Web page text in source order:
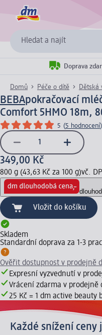
Hledat a najít
Doprava
Domů Péče o dítě Dětská
BEBApokračovací
Comfort 5HMO 18m,
5 (5 hodnocení)
349,00 Kč
800 g (43,63 Kč za 100 g)vč.
Vložit do košíku
Skladem
Standardní doprava za 1-3
Ověřit dostupnost v prodejně
Expresní vyzvednutí v
Vrácení zdarma v prodejně
25 Kč = 1 dm active beauty
Každé snížení ceny